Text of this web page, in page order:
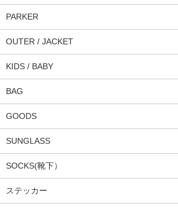
PARKER
OUTER / JACKET
KIDS / BABY
BAG
GOODS
SUNGLASS
SOCKS(靴下）
ステッカー